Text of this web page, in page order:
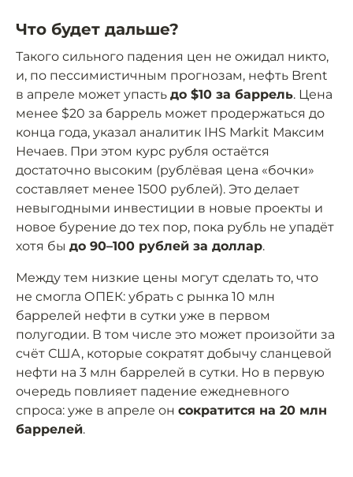
Что будет дальше?
Такого сильного падения цен не ожидал никто,
и, по пессимистичным прогнозам, нефть Brent
в апреле может упасть до $10 за баррель. Цена
менее $20 за баррель может продержаться до
конца года, указал аналитик IHS Markit Максим
Нечаев. При этом курс рубля остаётся
достаточно высоким (рублёвая цена «бочки»
составляет менее 1500 рублей). Это делает
невыгодными инвестиции в новые проекты и
новое бурение до тех пор, пока рубль не упадёт
хотя бы до 90–100 рублей за доллар.
Между тем низкие цены могут сделать то, что
не смогла ОПЕК: убрать с рынка 10 млн
баррелей нефти в сутки уже в первом
полугодии. В том числе это может произойти за
счёт США, которые сократят добычу сланцевой
нефти на 3 млн баррелей в сутки. Но в первую
очередь повлияет падение ежедневного
спроса: уже в апреле он сократится на 20 млн
баррелей.